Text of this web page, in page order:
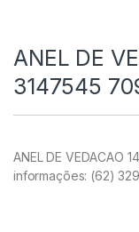
ANEL DE
3147545
ANEL DE VEDACAO
informações: (62)